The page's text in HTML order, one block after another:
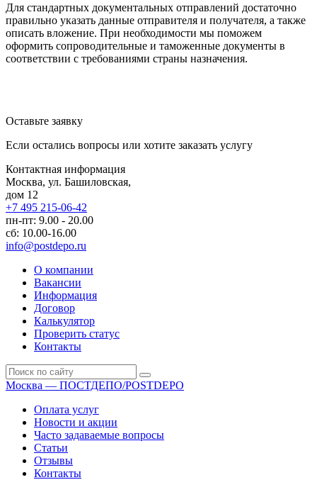
Для стандартных документальных отправлений достаточно
правильно указать данные отправителя и получателя, а также
описать вложение. При необходимости мы поможем
оформить сопроводительные и таможенные документы в
соответствии с требованиями страны назначения.
Оставьте заявку
Если остались вопросы или хотите заказать услугу
Контактная информация
Москва, ул. Башиловская,
дом 12
+7 495 215-06-42
пн-пт: 9.00 - 20.00
сб: 10.00-16.00
info@postdepo.ru
О компании
Вакансии
Информация
Договор
Калькулятор
Проверить статус
Контакты
Москва — ПОСТДЕПО/POSTDEPO
Оплата услуг
Новости и акции
Часто задаваемые вопросы
Статьи
Отзывы
Контакты